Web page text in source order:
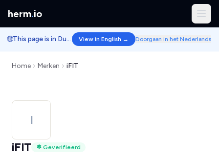
herm.io
🌐 This page is in Dutch. View in English → Doorgaan in het Nederlands
Home Merken iFIT
I
iFIT
Geverifieerd